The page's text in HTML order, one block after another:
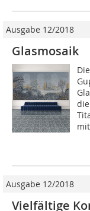
Ausgabe 12/2018
Glasmosaik
Ausgabe 12/2018
Vielfältige